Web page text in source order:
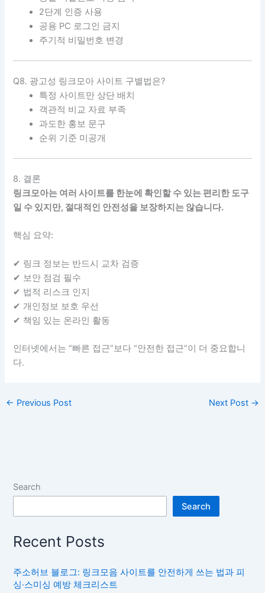
2단계 인증 사용
공용 PC 로그인 금지
주기적 비밀번호 변경
Q8. 광고성 링크모아 사이트 구별법은?
특정 사이트만 상단 배치
객관적 비교 자료 부족
과도한 홍보 문구
순위 기준 미공개
8. 결론
링크모아는 여러 사이트를 한눈에 확인할 수 있는 편리한 도구
일 수 있지만, 절대적인 안전성을 보장하지는 않습니다.
핵심 요약:
✔ 링크 정보는 반드시 교차 검증
✔ 보안 점검 필수
✔ 법적 리스크 인지
✔ 개인정보 보호 우선
✔ 책임 있는 온라인 활동
인터넷에서는 “빠른 접근”보다 “안전한 접근”이 더 중요합니
다.
← Previous Post Next Post →
Search
Search
Recent Posts
주소허브 블로그: 링크모음 사이트를 안전하게 쓰는 법과 피
싱·스미싱 예방 체크리스트